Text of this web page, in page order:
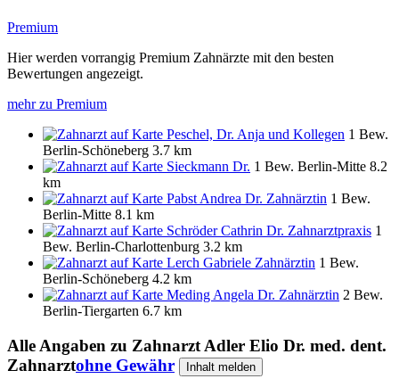
Premium
Hier werden vorrangig Premium Zahnärzte mit den besten
Bewertungen angezeigt.
mehr zu Premium
Peschel, Dr. Anja und Kollegen 1 Bew.
Berlin-Schöneberg 3.7 km
Sieckmann Dr. 1 Bew. Berlin-Mitte 8.2
km
Pabst Andrea Dr. Zahnärztin 1 Bew.
Berlin-Mitte 8.1 km
Schröder Cathrin Dr. Zahnarztpraxis 1
Bew. Berlin-Charlottenburg 3.2 km
Lerch Gabriele Zahnärztin 1 Bew.
Berlin-Schöneberg 4.2 km
Meding Angela Dr. Zahnärztin 2 Bew.
Berlin-Tiergarten 6.7 km
Alle Angaben zu Zahnarzt Adler Elio Dr. med. dent.
Zahnarztohne Gewähr Inhalt melden